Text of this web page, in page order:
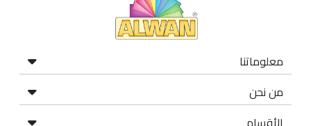
معلوماتنا
من نحن